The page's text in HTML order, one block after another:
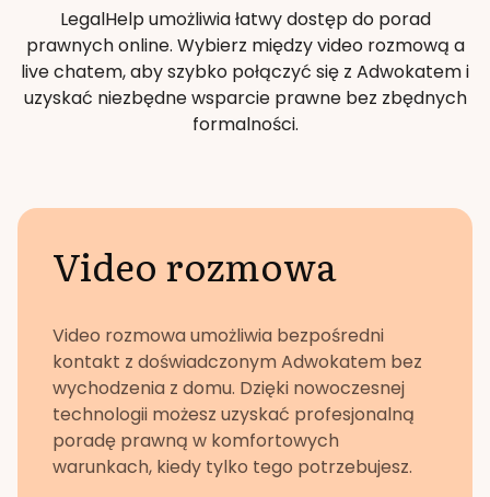
LegalHelp umożliwia łatwy dostęp do porad
prawnych online. Wybierz między video rozmową a
live chatem, aby szybko połączyć się z Adwokatem i
uzyskać niezbędne wsparcie prawne bez zbędnych
formalności.
Video rozmowa
Video rozmowa umożliwia bezpośredni
kontakt z doświadczonym Adwokatem bez
wychodzenia z domu. Dzięki nowoczesnej
technologii możesz uzyskać profesjonalną
poradę prawną w komfortowych
warunkach, kiedy tylko tego potrzebujesz.